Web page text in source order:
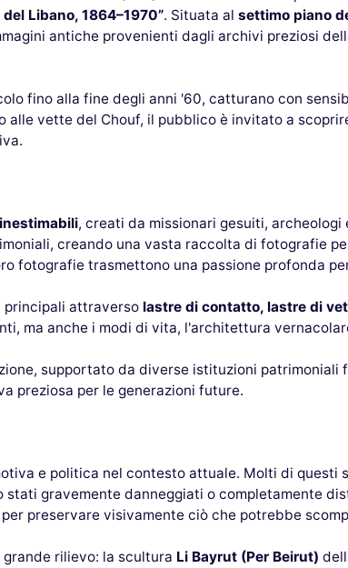
Libano, 1864–1970”. Situata al settimo piano
antiche provenienti dagli archivi preziosi
fino alla fine degli anni '60, catturano con
alle vette del Chouf, il pubblico è invitato a
, creati da missionari gesuiti,
creando una vasta raccolta di fotografie
fotografie trasmettono una passione profonda
principali attraverso lastre di contatto, lastre di
ma anche i modi di vita, l'architettura
supportato da diverse istituzioni patrimoniali
preziosa per le generazioni future.
e politica nel contesto attuale. Molti di
gravemente danneggiati o completamente
per preservare visivamente ciò che potrebbe
rilievo: la scultura Li Bayrut (Per Beirut)